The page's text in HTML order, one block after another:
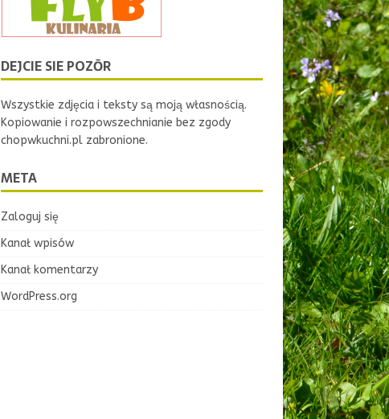
DEJCIE SIE POZŌR
Wszystkie zdjęcia i teksty są moją własnością.
Kopiowanie i rozpowszechnianie bez zgody
chopwkuchni.pl zabronione.
META
Zaloguj się
Kanał wpisów
Kanał komentarzy
WordPress.org